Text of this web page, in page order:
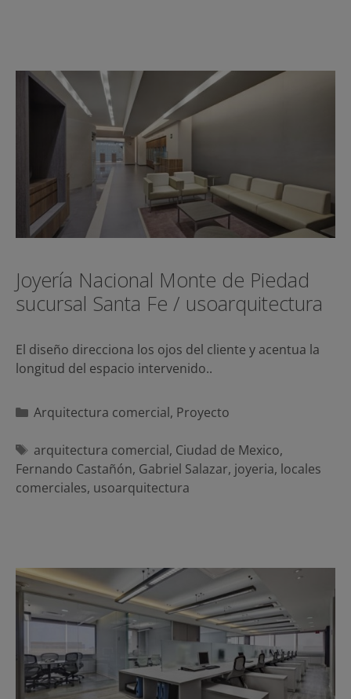
Joyería Nacional Monte de Piedad
sucursal Santa Fe / usoarquitectura
El diseño direcciona los ojos del cliente y acentua la
longitud del espacio intervenido..
Categorías
Arquitectura comercial, Proyecto
Etiquetas
arquitectura comercial, Ciudad de Mexico,
Fernando Castañón, Gabriel Salazar, joyeria, locales
comerciales, usoarquitectura